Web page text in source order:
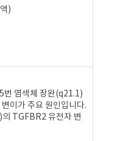
)
번 염색체 장완(q21.1)
이가 주요 원인입니다.
TGFBR2 유전자 변